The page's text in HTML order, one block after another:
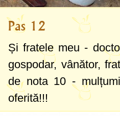
Pas 12
Și fratele meu -
gospodar, vânător,
de nota 10 -
oferită!!!